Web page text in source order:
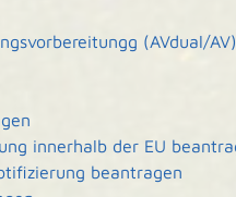
(AVdual/
innerhalb der EU
beantragen